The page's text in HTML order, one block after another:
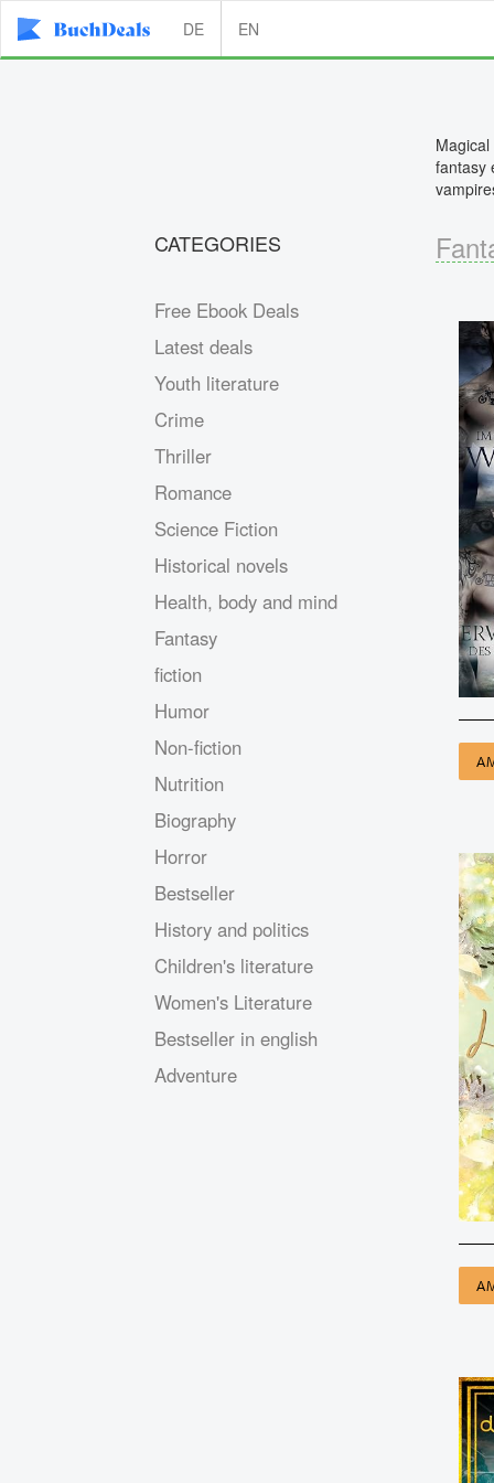
DE EN
fantasy
CATEGORIES
Free Ebook Deals
Latest deals
Youth literature
Crime
Thriller
Romance
Science Fiction
Historical novels
Health, body and mind
Fantasy
fiction
Humor
Non-fiction
Nutrition
Biography
Horror
Bestseller
History and politics
Children's literature
Women's Literature
Bestseller in english
Adventure